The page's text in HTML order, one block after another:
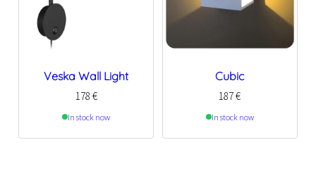
Veska Wall Light
178 €
In stock now
Cubic
187€
In stock now